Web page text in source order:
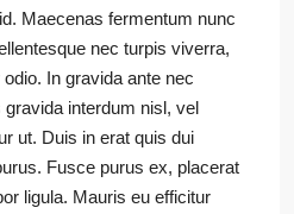
Maecenas fermentum nunc
nec turpis viverra,
In gravida ante nec
interdum nisl, vel
ut. Duis in erat quis dui
Fusce purus ex, placerat
ligula. Mauris eu efficitur